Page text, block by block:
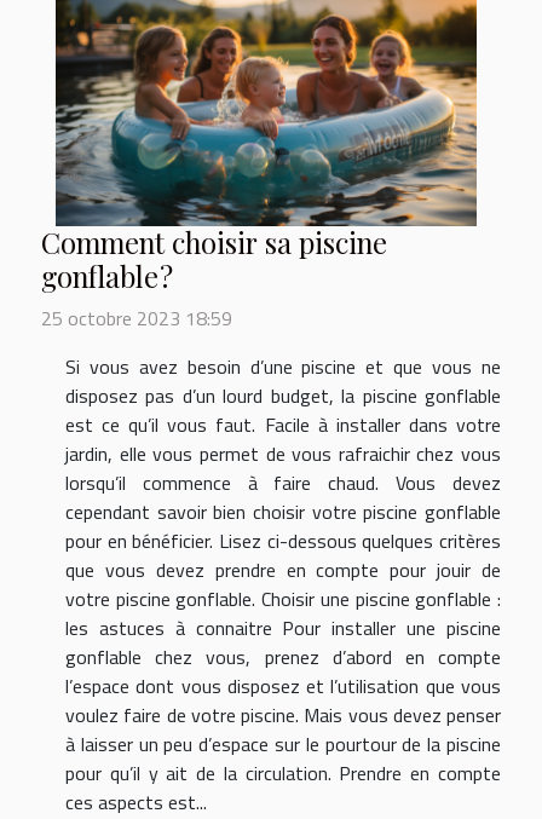
Comment choisir sa piscine
gonflable ?
25 octobre 2023 18:59
Si vous avez besoin d’une piscine et que vous ne
disposez pas d’un lourd budget, la piscine gonflable
est ce qu’il vous faut. Facile à installer dans votre
jardin, elle vous permet de vous rafraichir chez vous
lorsqu’il commence à faire chaud. Vous devez
cependant savoir bien choisir votre piscine gonflable
pour en bénéficier. Lisez ci-dessous quelques critères
que vous devez prendre en compte pour jouir de
votre piscine gonflable. Choisir une piscine gonflable :
les astuces à connaitre Pour installer une piscine
gonflable chez vous, prenez d’abord en compte
l’espace dont vous disposez et l’utilisation que vous
voulez faire de votre piscine. Mais vous devez penser
à laisser un peu d’espace sur le pourtour de la piscine
pour qu’il y ait de la circulation. Prendre en compte
ces aspects est...